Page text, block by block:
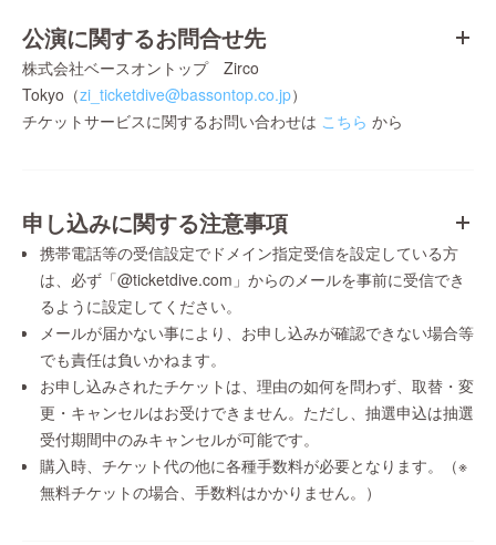
公演に関するお問合せ先
株式会社ベースオントップ Zirco
Tokyo（zi_ticketdive@bassontop.co.jp）
チケットサービスに関するお問い合わせは こちら から
申し込みに関する注意事項
携帯電話等の受信設定でドメイン指定受信を設定している方
は、必ず「@ticketdive.com」からのメールを事前に受信でき
るように設定してください。
メールが届かない事により、お申し込みが確認できない場合等
でも責任は負いかねます。
お申し込みされたチケットは、理由の如何を問わず、取替・変
更・キャンセルはお受けできません。ただし、抽選申込は抽選
受付期間中のみキャンセルが可能です。
購入時、チケット代の他に各種手数料が必要となります。（※
無料チケットの場合、手数料はかかりません。）